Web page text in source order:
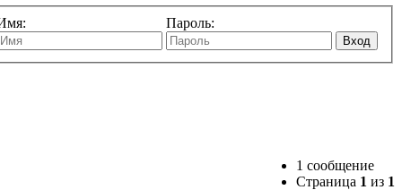
Пароль:
Вход
1 сообщение
Страница 1 из 1